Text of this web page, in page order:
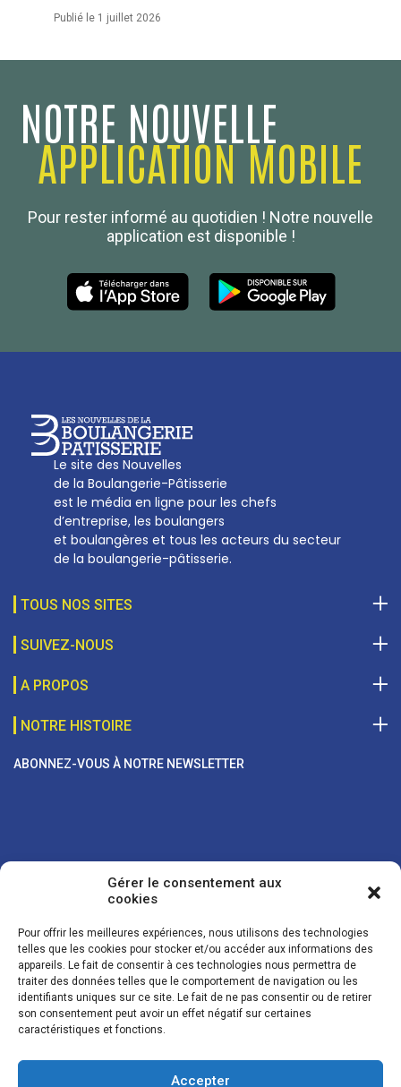
Gérer le consentement aux
cookies
Pour offrir les meilleures expériences, nous utilisons des technologies
telles que les cookies pour stocker et/ou accéder aux informations des
appareils. Le fait de consentir à ces technologies nous permettra de
traiter des données telles que le comportement de navigation ou les
identifiants uniques sur ce site. Le fait de ne pas consentir ou de retirer
son consentement peut avoir un effet négatif sur certaines
caractéristiques et fonctions.
Accepter
Publié le 1 juillet 2026
NOTRE NOUVELLE
APPLICATION MOBILE
Pour rester informé au quotidien ! Notre nouvelle
application est disponible !
Le site des Nouvelles
de la Boulangerie-Pâtisserie
est le média en ligne pour les chefs
d’entreprise, les boulangers
et boulangères et tous les acteurs du secteur
de la boulangerie-pâtisserie.
TOUS NOS SITES
Boulanger de France
SUIVEZ-NOUS
A PROPOS
Les Nouvelles de la Boulangerie-Pâtisserie Française
27, av d’Eylau - 75782 Paris Cédex 16
01 53 70 16 25
NOTRE HISTOIRE
ABONNEZ-VOUS À NOTRE NEWSLETTER
Vos coordonnées sont uniquement utilisées pour vous envoyer des
lettres d'information sur nos activités. Vous pouvez à tout moment
utiliser le lien de désinscription figurant dans la lettre d'information.